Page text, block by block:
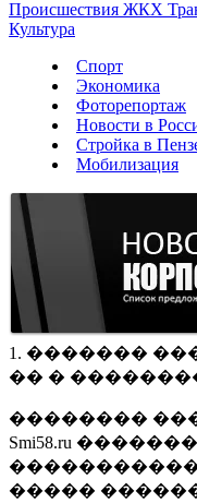
Происшествия ЖКХ
Культура
Спорт
Экономика
Фоторепортаж
Новости в
Стройка в
Мобилизация
1. �������
�� �
��������
Smi58.ru
�����